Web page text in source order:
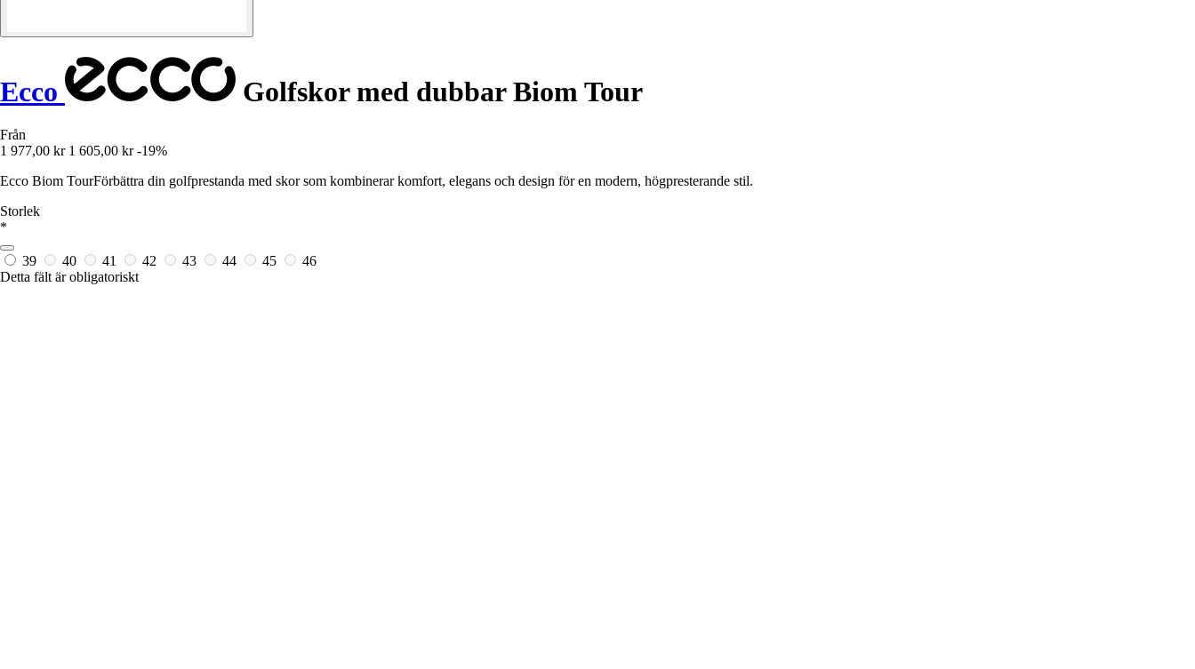
Ecco Golfskor med dubbar Biom Tour
Från
1 977,00 kr 1 605,00 kr -19%
Ecco Biom TourFörbättra din golfprestanda med skor som kombinerar komfort, elegans och design för en modern, högpresterande stil.
Storlek
*
39 40 41 42 43 44 45
46
Detta fält är obligatoriskt